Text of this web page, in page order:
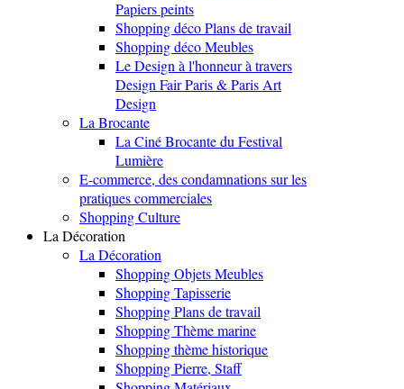
Papiers peints
Shopping déco Plans de travail
Shopping déco Meubles
Le Design à l'honneur à travers
Design Fair Paris & Paris Art
Design
La Brocante
La Ciné Brocante du Festival
Lumière
E-commerce, des condamnations sur les
pratiques commerciales
Shopping Culture
La Décoration
La Décoration
Shopping Objets Meubles
Shopping Tapisserie
Shopping Plans de travail
Shopping Thème marine
Shopping thème historique
Shopping Pierre, Staff